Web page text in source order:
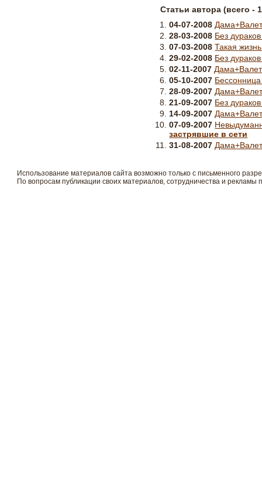
Статьи автора (всего -
04-07-2008
28-03-2008 Без
07-03-2008 Такая
29-02-2008 Без
02-11-2007
05-10-2007
28-09-2007
21-09-2007 Без
14-09-2007
07-09-2007
застрявшие в сети
31-08-2007
Использование материалов сайта возможно только с письменного
По вопросам публикации своих материалов, сотрудничества и